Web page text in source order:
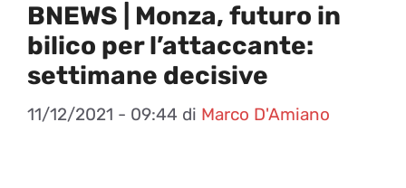
BNEWS | Monza, futuro in
bilico per l’attaccante:
settimane decisive
11/12/2021 - 09:44 di Marco D'Amiano